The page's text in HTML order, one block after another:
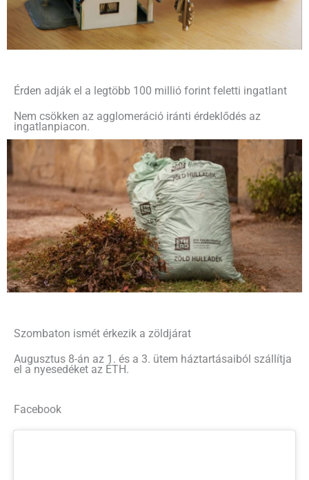
Érden adják el a legtöbb 100 millió forint feletti ingatlant
Nem csökken az agglomeráció iránti érdeklődés az
ingatlanpiacon.
Szombaton ismét érkezik a zöldjárat
Augusztus 8-án az 1. és a 3. ütem háztartásaiból szállítja
el a nyesedéket az ÉTH.
Facebook